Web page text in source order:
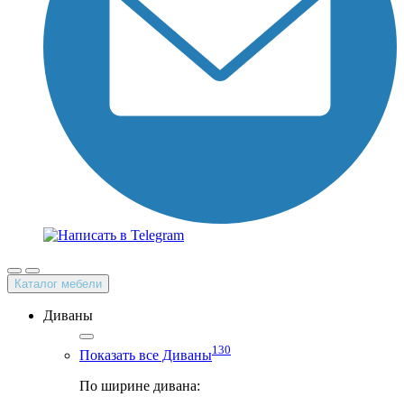
Каталог мебели
Диваны
Показать все Диваны130
По ширине дивана: